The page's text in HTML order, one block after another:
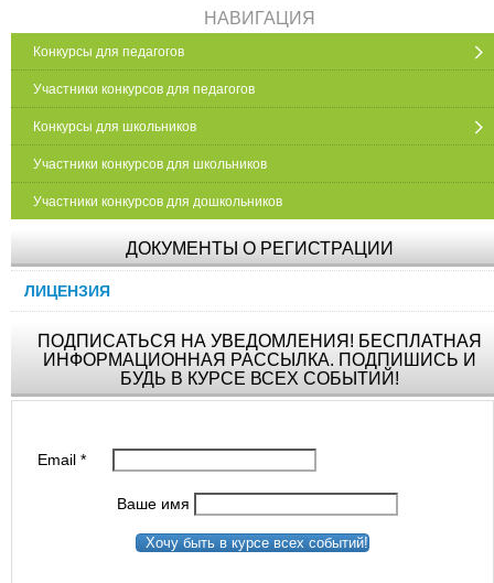
НАВИГАЦИЯ
Конкурсы для педагогов
Участники конкурсов для педагогов
Конкурсы для школьников
Участники конкурсов для школьников
Участники конкурсов для дошкольников
ДОКУМЕНТЫ О РЕГИСТРАЦИИ
ЛИЦЕНЗИЯ
ПОДПИСАТЬСЯ НА УВЕДОМЛЕНИЯ! БЕСПЛАТНАЯ
ИНФОРМАЦИОННАЯ РАССЫЛКА. ПОДПИШИСЬ И
БУДЬ В КУРСЕ ВСЕХ СОБЫТИЙ!
Email*
Ваше имя
Хочу быть в курсе всех событий!